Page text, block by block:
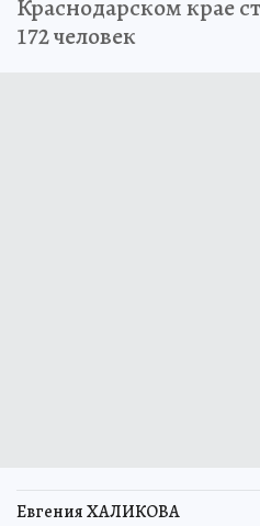
Краснодарском крае
172 человек
Евгения ХАЛИКОВА